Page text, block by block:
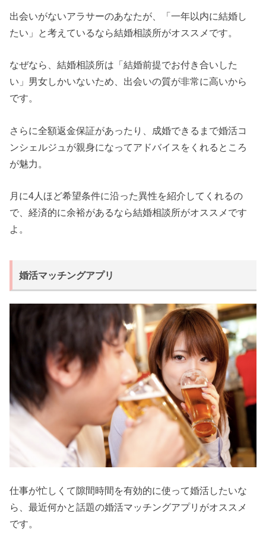
出会いがないアラサーのあなたが、「一年以内に結婚し
たい」と考えているなら結婚相談所がオススメです。
なぜなら、結婚相談所は「結婚前提でお付き合いした
い」男女しかいないため、出会いの質が非常に高いから
です。
さらに全額返金保証があったり、成婚できるまで婚活コ
ンシェルジュが親身になってアドバイスをくれるところ
が魅力。
月に4人ほど希望条件に沿った異性を紹介してくれるの
で、経済的に余裕があるなら結婚相談所がオススメです
よ。
婚活マッチングアプリ
仕事が忙しくて隙間時間を有効的に使って婚活したいな
ら、最近何かと話題の婚活マッチングアプリがオススメ
です。